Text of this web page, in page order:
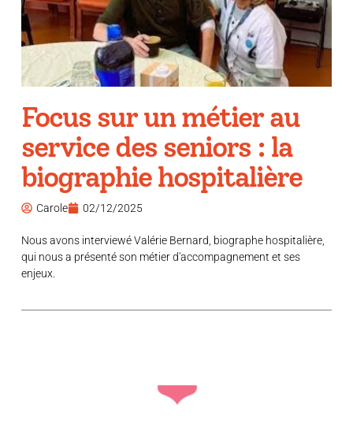
Focus sur un métier au
service des seniors : la
biographie hospitalière
Carole 02/12/2025
Nous avons interviewé Valérie Bernard, biographe hospitalière,
qui nous a présenté son métier d'accompagnement et ses
enjeux.